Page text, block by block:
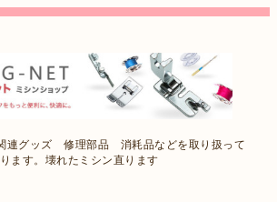
連グッズ 修理部品 消耗品などを取り扱って
ます。壊れたミシン直ります